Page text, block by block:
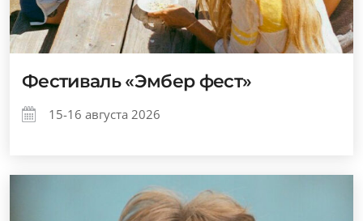
Фестиваль «Эмбер фест»
15-16 августа 2026